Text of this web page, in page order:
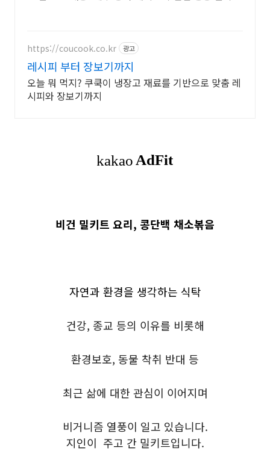
https://coucook.co.kr 광고
레시피 부터 장보기까지
오늘 뭐 먹지? 쿠쿡이 냉장고 재료를 기반으로 맞춤 레
시피와 장보기까지
비건 밀키트 요리, 콩단백 채소볶음
자연과 환경을 생각하는 식탁
건강, 종교 등의 이유를 비롯해
환경보호, 동물 착취 반대 등
최근 삶에 대한 관심이 이어지며
비거니즘 열풍이 일고 있습니다.
지인이 주고 간 밀키트입니다.